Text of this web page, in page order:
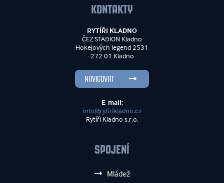
KONTAKTY
RYTÍŘI KLADNO
ČEZ STADION Kladno
Hokejových legend 2531
272 01 Kladno
NAVIGOVAT
E-mail:
info@rytirikladno.cz
Rytíři Kladno s.r.o.
SPOJENÍ
Mládež